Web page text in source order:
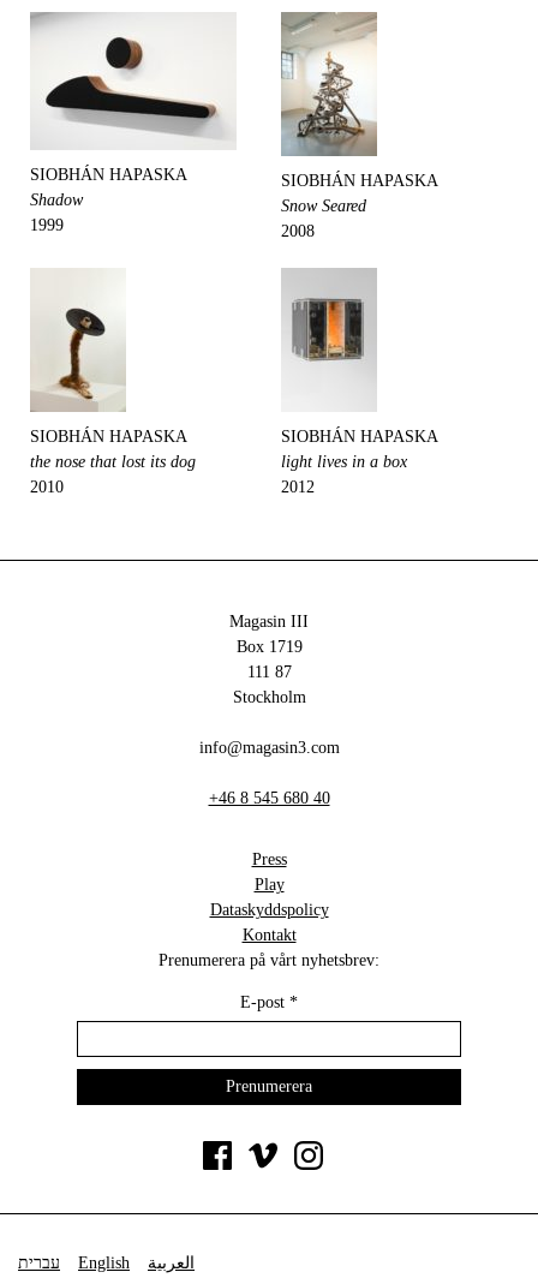
SIOBHÁN HAPASKA
Shadow
1999
SIOBHÁN HAPASKA
Snow Seared
2008
SIOBHÁN HAPASKA
the nose that lost its dog
2010
SIOBHÁN HAPASKA
light lives in a box
2012
Magasin III
Box 1719
111 87
Stockholm
info@magasin3.com
+46 8 545 680 40
Press
Play
Dataskyddspolicy
Kontakt
Prenumerera på vårt nyhetsbrev:
E-post *
עברית English العربية